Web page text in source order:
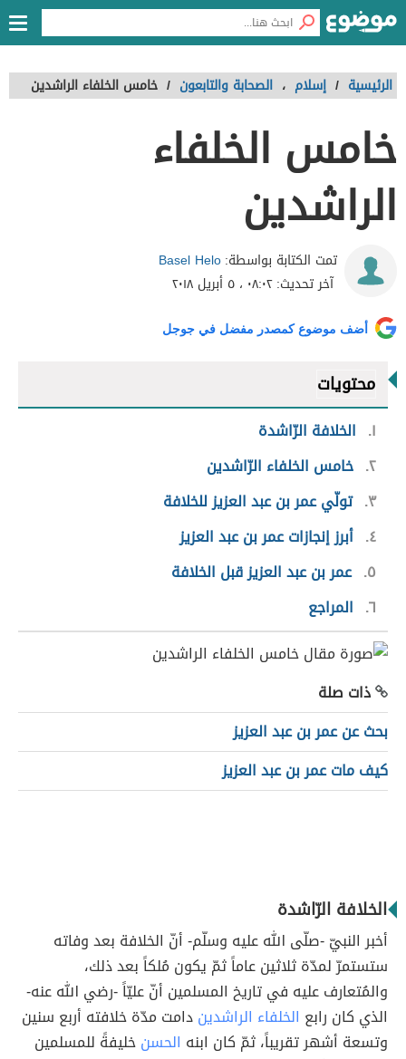
الرئيسية / إسلام ، الصحابة والتابعون / خامس الخلفاء الراشدين
خامس الخلفاء
الراشدين
تمت الكتابة بواسطة:Basel Helo
آخر تحديث:٠٨:٠٢ ، ٥ أبريل ٢٠١٨
أضف موضوع كمصدر مفضل في جوجل
محتويات
١
الخلافة الرّاشدة
٢ خامس الخلفاء الرّاشدين
٣ تولّي عمر بن عبد العزيز للخلافة
٤ أبرز إنجازات عمر بن عبد العزيز
٥ عمر بن عبد العزيز قبل الخلافة
٦ المراجع
ذات صلة
بحث عن عمر بن عبد العزيز
كيف مات عمر بن عبد العزيز
الخلافة الرّاشدة
أخبر النبيّ -صلّى الله عليه وسلّم- أنّ الخلافة بعد وفاته
ستستمرّ لمدّة ثلاثين عاماً ثمّ يكون مُلكاً بعد ذلك،
والمُتعارف عليه في تاريخ المسلمين أنّ عليّاً -رضي الله عنه-
الذي كان رابع الخلفاء الراشديندامت مدّة خلافته أربع سنين
وتسعة أشهر تقريباً، ثمّ كان ابنه الحسنخليفةً للمسلمين